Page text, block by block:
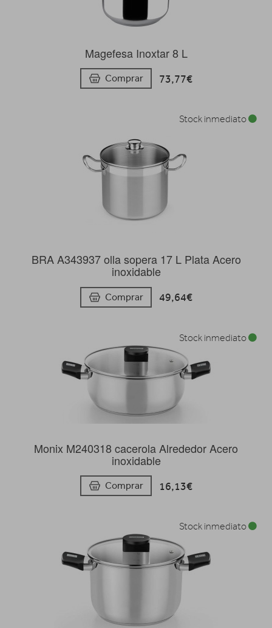
Magefesa Inoxtar 8 L
Comprar 73,77€
BRA A343937 olla sopera 17 L Plata Acero
inoxidable
Comprar 49,64€
Stock inmediato
Monix M240318 cacerola Alrededor Acero
inoxidable
Comprar 16,13€
Stock inmediato
Stock inmediato